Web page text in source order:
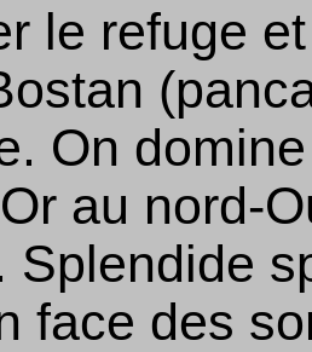
le refuge
On
au nord-
Splendide
face des